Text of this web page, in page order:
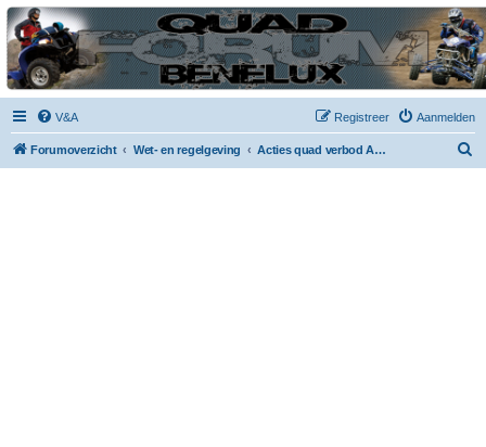
| QFB |
Hét quadforum van de Benelux
V&A Aanmelden
Registreer
Forumoverzicht Wet- en regelgeving Acties quad verbod Antwerpen en andere